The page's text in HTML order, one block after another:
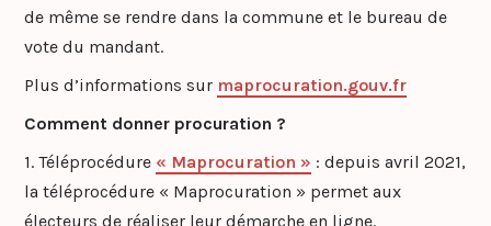
de même se rendre dans la commune et le bureau de
vote du mandant.
Plus d’informations sur maprocuration.gouv.fr
Comment donner procuration ?
1. Téléprocédure « Maprocuration » : depuis avril 2021,
la téléprocédure « Maprocuration » permet aux
électeurs de réaliser leur démarche en ligne.